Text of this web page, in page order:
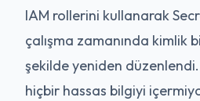
IAM rollerini kullanarak
çalışma zamanında kimlik
şekilde yeniden
hiçbir hassas bilgiyi